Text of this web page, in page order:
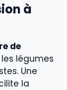
à
de
légumes
Une
la